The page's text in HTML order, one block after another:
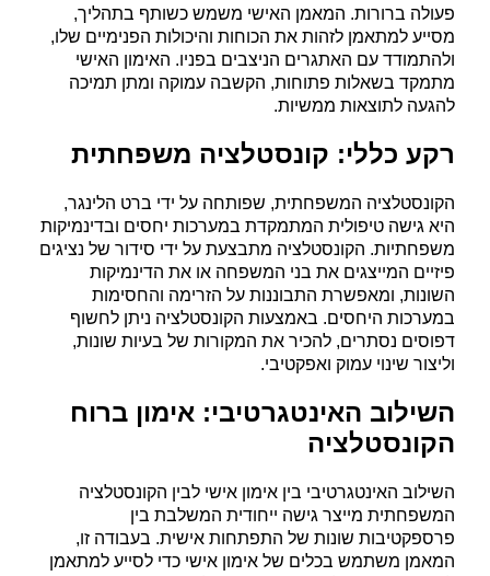
פעולה ברורות. המאמן האישי משמש כשותף בתהליך,
מסייע למתאמן לזהות את הכוחות והיכולות הפנימיים שלו,
ולהתמודד עם האתגרים הניצבים בפניו. האימון האישי
מתמקד בשאלות פתוחות, הקשבה עמוקה ומתן תמיכה
להגעה לתוצאות ממשיות.
רקע כללי: קונסטלציה משפחתית
הקונסטלציה המשפחתית, שפותחה על ידי ברט הלינגר,
היא גישה טיפולית המתמקדת במערכות יחסים ובדינמיקות
משפחתיות. הקונסטלציה מתבצעת על ידי סידור של נציגים
פיזיים המייצגים את בני המשפחה או את הדינמיקות
השונות, ומאפשרת התבוננות על הזרימה והחסימות
במערכות היחסים. באמצעות הקונסטלציה ניתן לחשוף
דפוסים נסתרים, להכיר את המקורות של בעיות שונות,
וליצור שינוי עמוק ואפקטיבי.
השילוב האינטגרטיבי: אימון ברוח
הקונסטלציה
השילוב האינטגרטיבי בין אימון אישי לבין הקונסטלציה
המשפחתית מייצר גישה ייחודית המשלבת בין
פרספקטיבות שונות של התפתחות אישית. בעבודה זו,
המאמן משתמש בכלים של אימון אישי כדי לסייע למתאמן